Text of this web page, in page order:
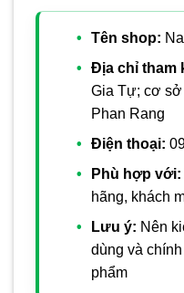
Tên shop:
Địa chỉ tham
Gia Tự; cơ sở
Phan Rang
Điện thoại:
Phù hợp với:
hãng, khách
Lưu ý: Nên
dùng và
phẩm